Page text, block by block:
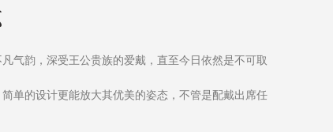
气韵，深受王公贵族的爱戴，直至今日依然是不可取
单的设计更能放大其优美的姿态，不管是配戴出席任